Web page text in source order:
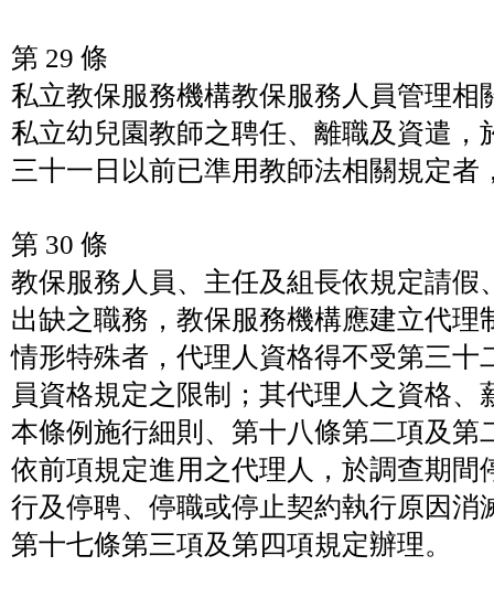
第 29 條
私立教保服務機構教保服務人員管理相
私立幼兒園教師之聘任、離職及資遣，
三十一日以前已準用教師法相關規定者
第 30 條
教保服務人員、主任及組長依規定請假
出缺之職務，教保服務機構應建立代理
情形特殊者，代理人資格得不受第三十
員資格規定之限制；其代理人之資格
本條例施行細則、第十八條第二項及第
依前項規定進用之代理人，於調查期間
行及停聘、停職或停止契約執行原因消
第十七條第三項及第四項規定辦理。